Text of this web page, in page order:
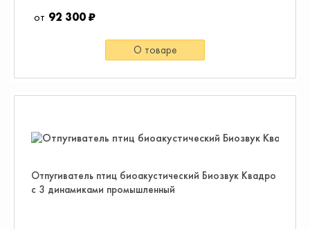
92 300 ₽
О товаре
Отпугиватель птиц биоакустический Биозвук Квадро
с 3 динамиками промышленный